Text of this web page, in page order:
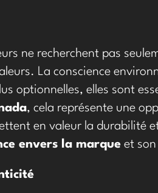
ne recherchent pas
La conscience
optionnelles, elles sont
, cela représente une
en valeur la durabilité
envers la marque et